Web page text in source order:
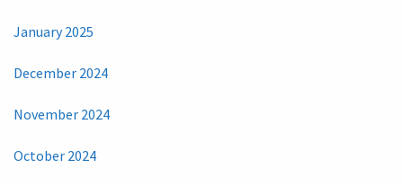
January 2025
December 2024
November 2024
October 2024